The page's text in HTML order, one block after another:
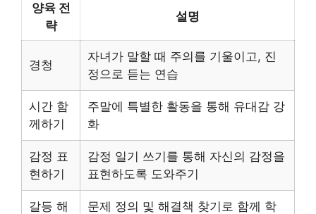
양육 전
략
설명
경청
자녀가 말할 때 주의를 기울이고, 진
정으로 듣는 연습
시간 함
께하기
주말에 특별한 활동을 통해 유대감 강
화
감정 표
현하기
감정 일기 쓰기를 통해 자신의 감정을
표현하도록 도와주기
갈등 해
문제 정의 및 해결책 찾기로 함께 학